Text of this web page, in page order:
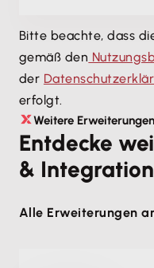
Bitte beachte, dass
gemäß den
der
erfolgt.
Weitere Erweiterungen
Entdecke
&
Alle Erweiterungen